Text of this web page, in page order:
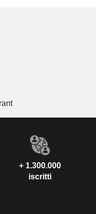
+ 1.300.000
iscritti